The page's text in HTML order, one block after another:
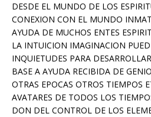
DESDE EL MUNDO DE LOS
CONEXION CON EL MUNDO
AYUDA DE MUCHOS ENTES
LA INTUICION IMAGINACION
INQUIETUDES PARA
BASE A AYUDA RECIBIDA DE
OTRAS EPOCAS OTROS TIEMPOS
AVATARES DE TODOS LOS
DON DEL CONTROL DE LOS